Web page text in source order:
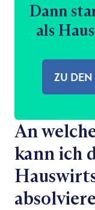
Dann
als
ZU
An
kann ich